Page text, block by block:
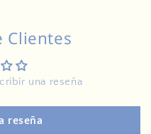
Clientes
una reseña
reseña